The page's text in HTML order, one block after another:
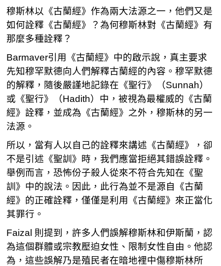
穆斯林以《古蘭經》作為兩大法源之一，他們又是
如何詮釋《古蘭經》？為何穆斯林對《古蘭經》有
那麼多種詮釋？
Barmaver引用《古蘭經》中的啟示說，真主要求
先知穆罕默德向人們解釋古蘭經的內容。穆罕默德
的解釋，隨後嚴謹地記錄在《聖行》（Sunnah）
或《聖行》（Hadith）中，被視為最權威的《古蘭
經》詮釋，並成為《古蘭經》之外，穆斯林的另一
法源。
所以，當有人以自己的詮釋來講述《古蘭經》，卻
不是引述《聖訓》時，我們應當拒絕其錯誤詮釋。
舉例而言，恐怖份子殺人從來不符合先知在《聖
訓》中的說法。因此，此行為並不是源自《古蘭
經》的正確詮釋，僅僅是利用《古蘭經》來正當化
其罪行。
Faizal 則提到，許多人們誤解穆斯林和伊斯蘭，認
為這個群體或宗教壓迫女性、限制女性自由。他認
為，這些誤解乃是殖民者在暗地裡中傷穆斯林所